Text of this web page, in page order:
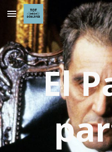
Skip to main content
El